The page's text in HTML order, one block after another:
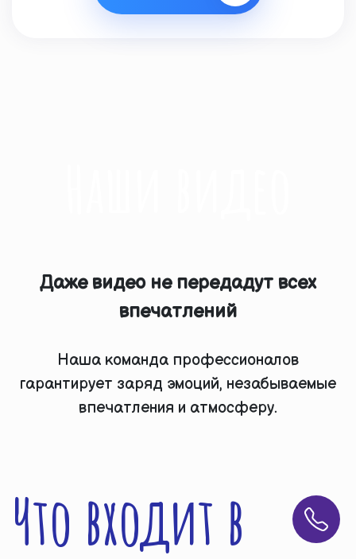
Даже видео не передадут всех
впечатлений
Наша команда профессионалов
гарантирует заряд эмоций, незабываемые
впечатления и атмосферу.
Что входит в